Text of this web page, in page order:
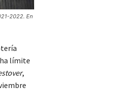
2022. En
límite
,